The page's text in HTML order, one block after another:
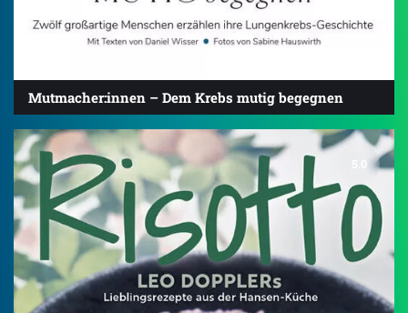
Mutmacher:innen – Dem Krebs mutig begegnen